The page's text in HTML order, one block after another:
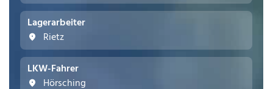
Lagerarbeiter
Rietz
LKW-Fahrer
Hörsching